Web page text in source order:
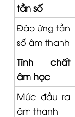
tần số
Đáp ứng tần
số âm thanh
Tính chất
âm học
Mức đầu ra
âm thanh